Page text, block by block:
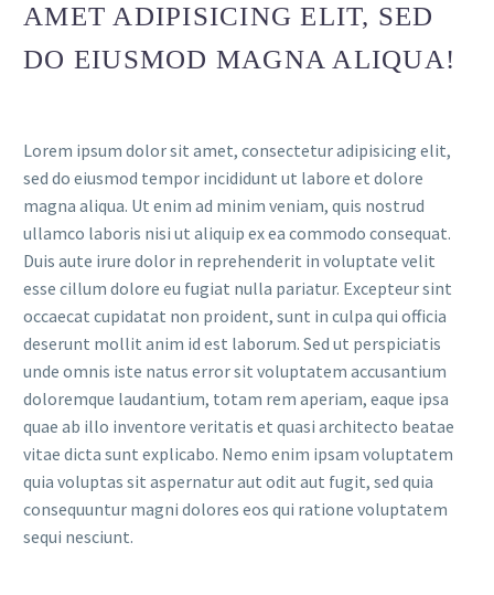
AMET ADIPISICING ELIT, SED
DO EIUSMOD MAGNA ALIQUA!
Lorem ipsum dolor sit amet, consectetur adipisicing elit,
sed do eiusmod tempor incididunt ut labore et dolore
magna aliqua. Ut enim ad minim veniam, quis nostrud
ullamco laboris nisi ut aliquip ex ea commodo consequat.
Duis aute irure dolor in reprehenderit in voluptate velit
esse cillum dolore eu fugiat nulla pariatur. Excepteur sint
occaecat cupidatat non proident, sunt in culpa qui officia
deserunt mollit anim id est laborum. Sed ut perspiciatis
unde omnis iste natus error sit voluptatem accusantium
doloremque laudantium, totam rem aperiam, eaque ipsa
quae ab illo inventore veritatis et quasi architecto beatae
vitae dicta sunt explicabo. Nemo enim ipsam voluptatem
quia voluptas sit aspernatur aut odit aut fugit, sed quia
consequuntur magni dolores eos qui ratione voluptatem
sequi nesciunt.